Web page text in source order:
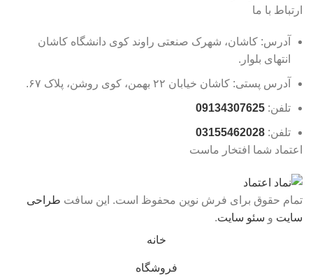
ارتباط با ما
آدرس: کاشان، شهرک صنعتی راوند کوی دانشگاه کاشان
انتهای بلوار.
آدرس پستی: کاشان خیابان ۲۲ بهمن، کوی روشن، پلاک ۶۷.
تلفن: 09134307625
تلفن: 03155462028
اعتماد شما افتخار ماست
تمام حقوق برای فرش نوین محفوظ است. این سافت طراحی
سایت و سئو سایت.
خانه
فروشگاه